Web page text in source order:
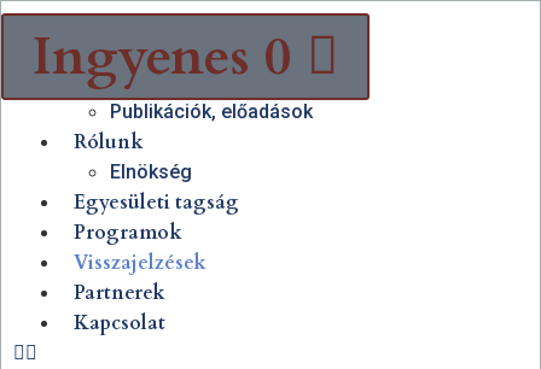
Ingyenes 0
Dr. Antalfai Márta
Publikációk, előadások
Rólunk
Elnökség
Egyesületi tagság
Programok
Visszajelzések
Partnerek
Kapcsolat